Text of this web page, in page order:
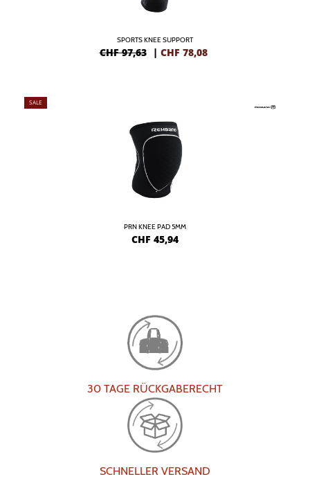
SPORTS KNEE SUPPORT
CHF 97,63 | CHF 78,08
SALE
PRN KNEE PAD 5MM
CHF 45,94
30 TAGE RÜCKGABERECHT
SCHNELLER VERSAND